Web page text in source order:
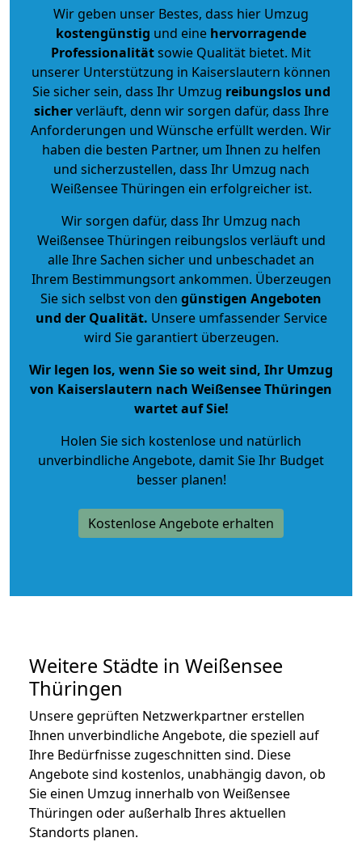
Wir geben unser Bestes, dass hier Umzug
kostengünstig und eine hervorragende
Professionalitätsowie Qualität bietet. Mit
unserer Unterstützung in Kaiserslautern können
Sie sicher sein, dass Ihr Umzug reibungslos und
sicherverläuft, denn wir sorgen dafür, dass Ihre
Anforderungen und Wünsche erfüllt werden. Wir
haben die besten Partner, um Ihnen zu helfen
und sicherzustellen, dass Ihr Umzug nach
Weißensee Thüringen ein erfolgreicher ist.
Wir sorgen dafür, dass Ihr Umzug nach
Weißensee Thüringen reibungslos verläuft und
alle Ihre Sachen sicher und unbeschadet an
Ihrem Bestimmungsort ankommen. Überzeugen
Sie sich selbst von den günstigen Angeboten
und der Qualität. Unsere umfassender Service
wird Sie garantiert überzeugen.
Wir legen los, wenn Sie so weit sind, Ihr Umzug
von Kaiserslautern nach Weißensee Thüringen
wartet auf Sie!
Holen Sie sich kostenlose und natürlich
unverbindliche Angebote, damit Sie Ihr Budget
besser planen!
Kostenlose Angebote erhalten
Weitere Städte in Weißensee
Thüringen
Unsere geprüften Netzwerkpartner erstellen
Ihnen unverbindliche Angebote, die speziell auf
Ihre Bedürfnisse zugeschnitten sind. Diese
Angebote sind kostenlos, unabhängig davon, ob
Sie einen Umzug innerhalb von Weißensee
Thüringen oder außerhalb Ihres aktuellen
Standorts planen.